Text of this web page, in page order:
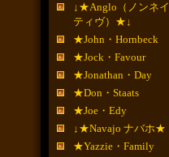
↓★Anglo（ノンネイ
ティヴ）★↓
★John・Hornbeck
★Jock・Favour
★Jonathan・Day
★Don・Staats
★Joe・Edy
↓★Navajo ナバホ★
★Yazzie・Family